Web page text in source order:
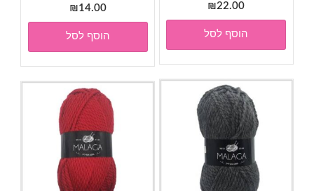
₪22.00
הוסף לסל
₪14.00
הוסף לסל